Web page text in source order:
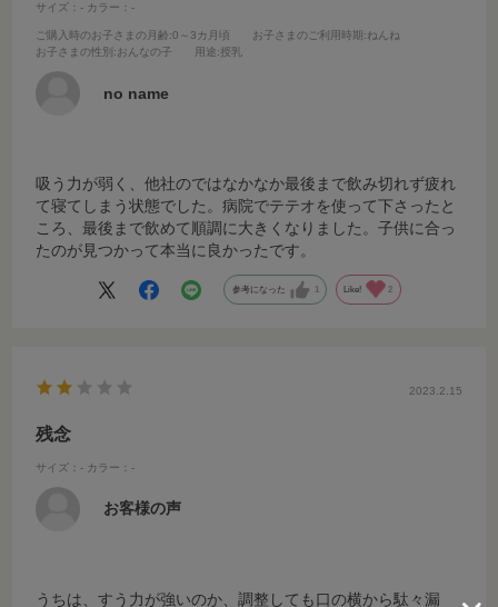
サイズ：- カラー：-
ご購入時のお子さまの月齢:0～3カ月頃 お子さまのご利用時期 :ねんね
お子さまの性別 :おんなの子 用途:授乳
no name
吸う力が弱く、他社のではなかなか最後まで飲み切れず疲れ
て寝てしまう状態でした。病院でテテオを使って下さったと
ころ、最後まで飲めて順調に大きくなりました。子供に合っ
たのが見つかって本当に良かったです。
参考になった 1 Like! 2
2023.2.15
残念
サイズ：- カラー：-
お客様の声
うちは、すう力が強いのか、調整しても口の横から駄々漏